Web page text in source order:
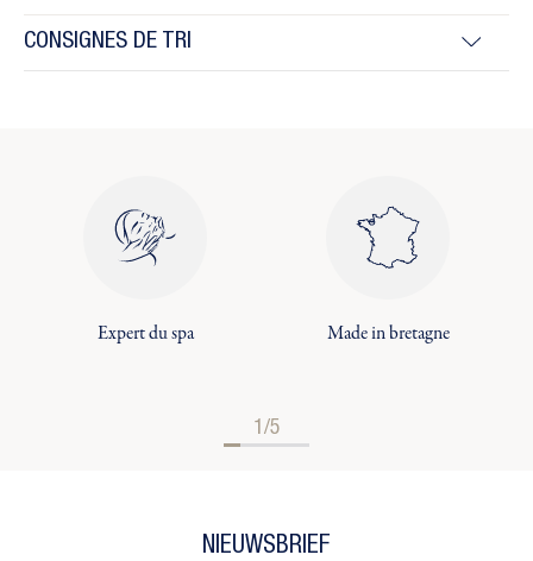
CONSIGNES DE TRI
Expert du spa Made in bretagne
1/5
NIEUWSBRIEF